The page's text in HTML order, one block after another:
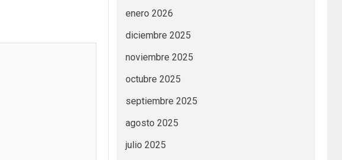
enero 2026
diciembre 2025
noviembre 2025
octubre 2025
septiembre 2025
agosto 2025
julio 2025